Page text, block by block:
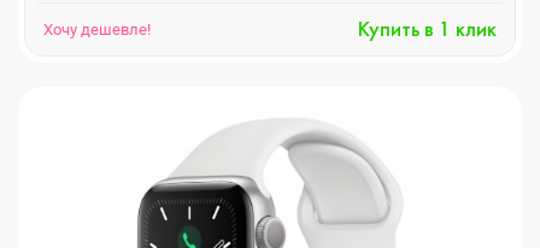
Хочу дешевле! Купить в 1 клик